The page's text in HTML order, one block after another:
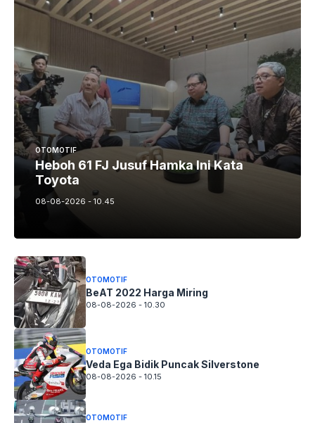
OTOMOTIF
Heboh 61 FJ Jusuf Hamka Ini Kata
Toyota
08-08-2026 - 10.45
OTOMOTIF
BeAT 2022 Harga Miring
08-08-2026 - 10.30
OTOMOTIF
Veda Ega Bidik Puncak Silverstone
08-08-2026 - 10.15
OTOMOTIF